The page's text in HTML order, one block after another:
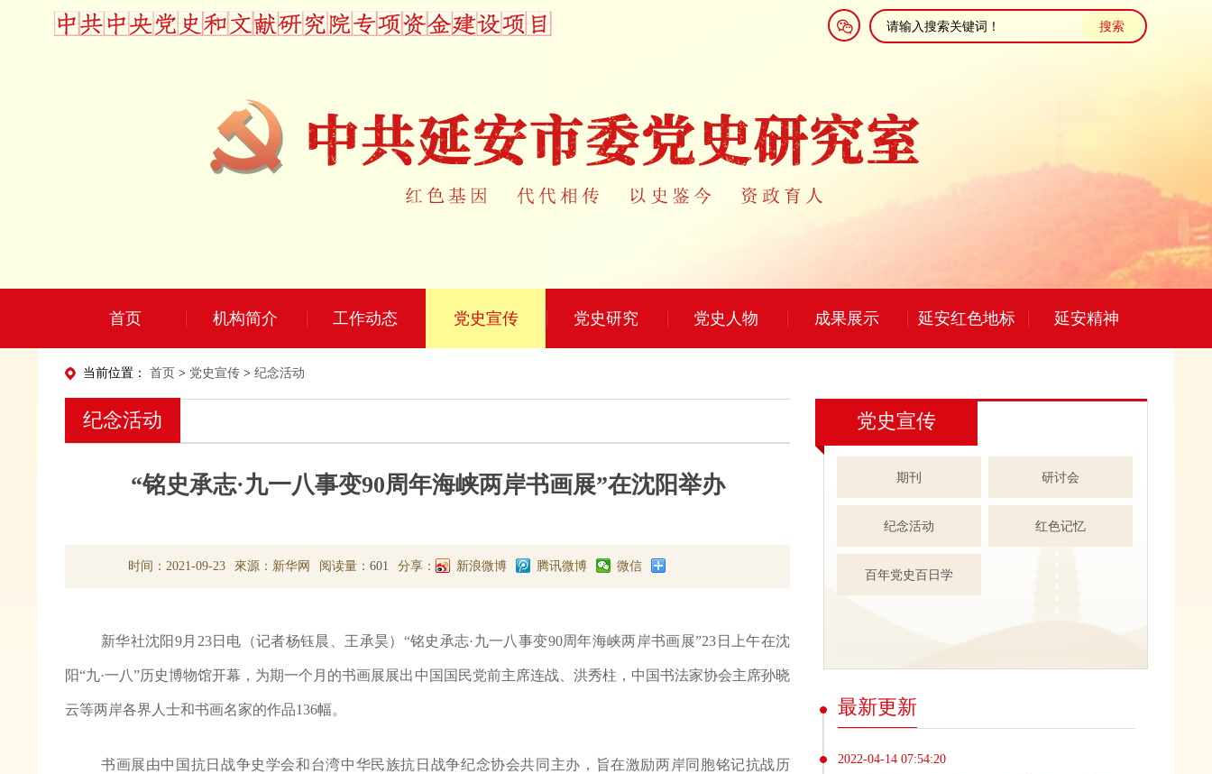
首页 机构简介 工作动态 党史宣传 党史研究 党史人物 成果展示 延安红色地标 延安精神
当前位置： 首页 > 党史宣传 > 纪念活动
党史宣传
期刊 研讨会
纪念活动 红色记忆
百年党史百日学
最新更新
2022-04-14 07:54:20
纪念活动
“铭史承志·九一八事变90周年海峡两岸书画展”在沈阳举办
时间：2021-09-23 來源：新华网 阅读量： 601 分享： 新浪微博 腾讯微博 微信
新华社沈阳9月23日电（记者杨钰晨、王承昊）“铭史承志·九一八事变90周年海峡两岸书画展”23日上午在沈
阳“九·一八”历史博物馆开幕，为期一个月的书画展展出中国国民党前主席连战、洪秀柱，中国书法家协会主席孙晓
云等两岸各界人士和书画名家的作品136幅。
书画展由中国抗日战争史学会和台湾中华民族抗日战争纪念协会共同主办，旨在激励两岸同胞铭记抗战历